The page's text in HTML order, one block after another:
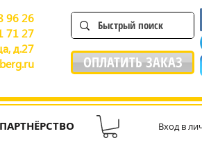
ОПЛАТИТЬ ЗАКАЗ
96 26
71 27
д.27
ПАРТНЁРСТВО Вход в